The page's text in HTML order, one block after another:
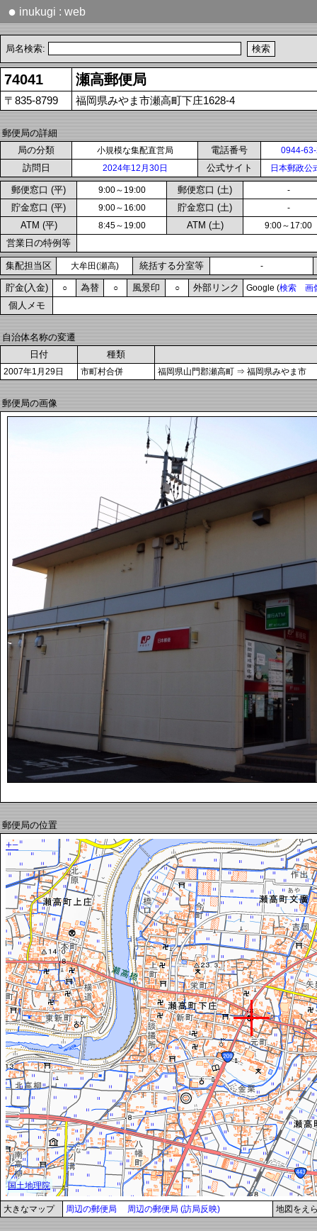
● inukugi : web
局名検索:
74041 瀬高郵便局
〒835-8799 福岡県みやま市瀬高町下庄1628-4
郵便局の詳細
局の分類
小規模な集配直営局 電話番号 0944-
訪問日 2024年12月30日 公式サイト 日本郵政公
郵便窓口 (平) 9:00～19:00 郵便窓口 (土) -
貯金窓口 (平) 9:00～16:00 貯金窓口 (土) -
ATM (平) 8:45～19:00 ATM (土) 9:00～17:00
営業日の特例等
集配担当区 大牟田(瀬高) 統括する分室等 -
貯金(入金) ○ 為替 ○ 風景印 ○ 外部リンク Google (検索 画
個人メモ
自治体名称の変遷
日付
種類
2007年1月29日 市町村合併 福岡県山門郡瀬高町 ⇒ 福岡県みやま市
郵便局の画像
郵便局の位置
大きなマップ 周辺の郵便局 周辺の郵便局 (訪局反映) 地図をえ